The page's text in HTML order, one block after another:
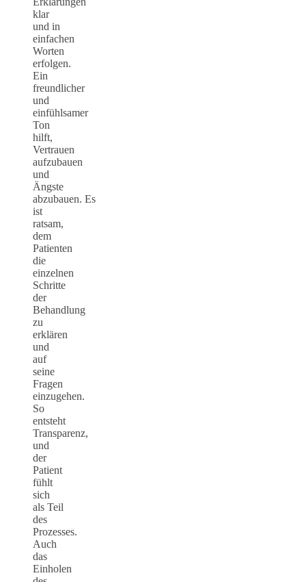
klar
und in
einfachen
Worten
erfolgen.
Ein
freundlicher
und
einfühlsamer
Ton
hilft,
Vertrauen
aufzubauen
und
Ängste
abzubauen. Es
ist
ratsam,
dem
Patienten
die
einzelnen
Schritte
der
Behandlung
zu
erklären
und
auf
seine
Fragen
einzugehen.
So
entsteht
Transparenz,
und
der
Patient
fühlt
sich
als Teil
des
Prozesses.
Auch
das
Einholen